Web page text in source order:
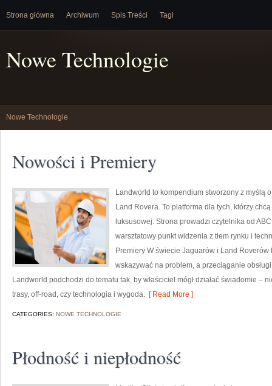
Strona główna Archiwum Spis Treści Tagi
Nowe Technologie
Nowe Technologie
Nowości i Premiery
Landworld to kompendium stworzony z myślą
Land Rovera. To platforma dla tych, którzy
luksusowej. Strona prowadzi czytelnika od
warsztatowy punkt widzenia z tłem rynku i
Premiery W świecie Jaguarów i Land
wskazywać na problem, a przeciąganie
Landworld podchodzi do tematu tak, by właściciel mógł działać świadomie –
trasy, off-road, czy technologia i wygoda. [ Read More ]
CATEGORIES: NOWE TECHNOLOGIE
Płodność i niepłodność